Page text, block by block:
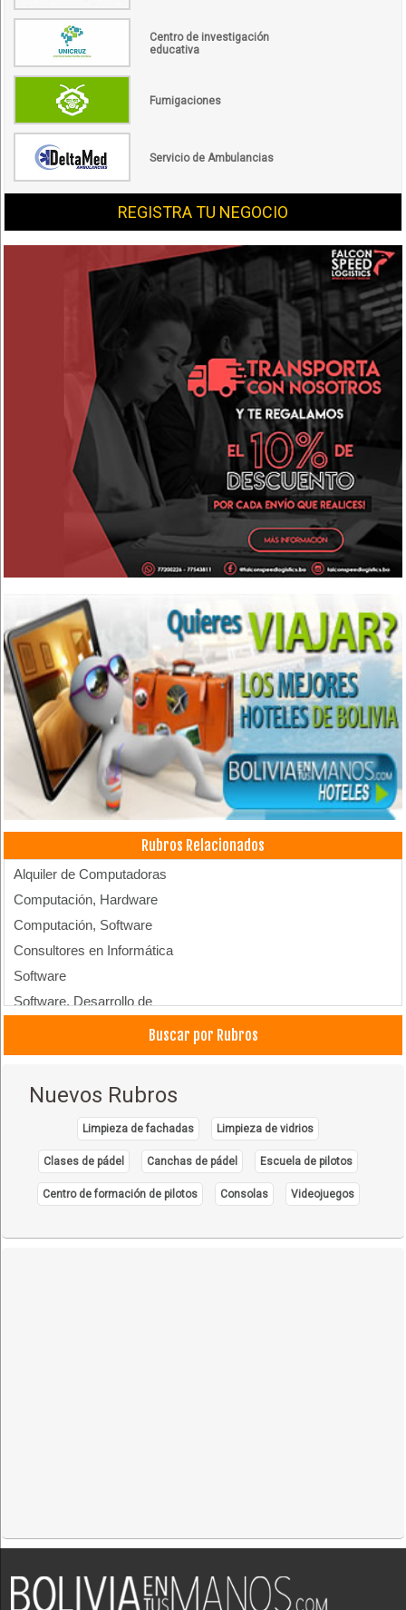
Centro de investigación
educativa
Fumigaciones
Servicio de Ambulancias
REGISTRA TU NEGOCIO
Rubros Relacionados
Alquiler de Computadoras
Computación, Hardware
Computación, Software
Consultores en Informática
Software
Software, Desarrollo de
Buscar por Rubros
Nuevos Rubros
Limpieza de fachadas Limpieza de vidrios
Clases de pádel Canchas de pádel Escuela de pilotos
Centro de formación de pilotos Consolas Videojuegos